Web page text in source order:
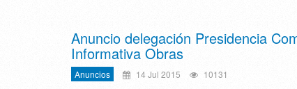
Anuncio delegación Presidencia
Informativa Obras
Anuncios 14 Jul 2015 10131